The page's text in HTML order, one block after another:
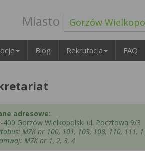
Miasto Gorzów
Blog Rekrutacja FAQ
adresowe:
400 Gorzów Wielkopolski ul. Pocztowa 9/3
MZK nr 100, 101, 103, 108, 110, 111,
MZK nr 1, 2, 3, 4